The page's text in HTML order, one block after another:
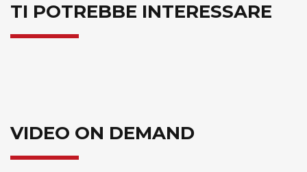
TI POTREBBE INTERESSARE
VIDEO ON DEMAND